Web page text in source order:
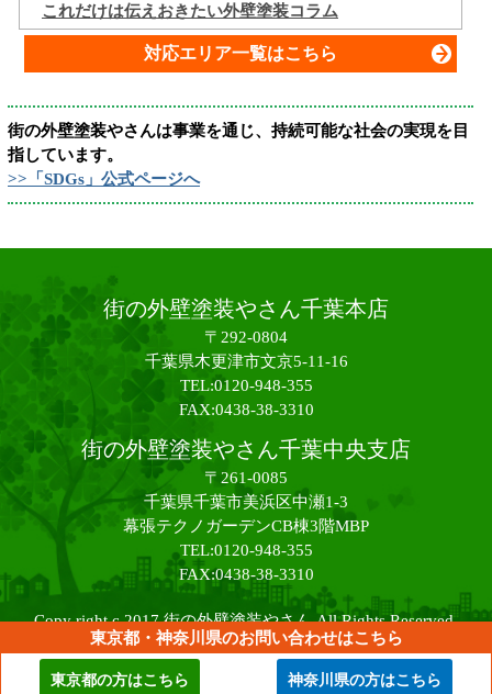
これだけは伝えおきたい外壁塗装コラム
対応エリア一覧はこちら
街の外壁塗装やさんは事業を通じ、持続可能な社会の実現を目
指しています。
>>「SDGs」公式ページへ
東京都・神奈川県のお問い合わせはこちら
東京都の方はこちら 神奈川県の方はこちら
街の外壁塗装やさん千葉本店
〒292-0804
千葉県木更津市文京5-11-16
TEL:0120-948-355
FAX:0438-38-3310
街の外壁塗装やさん千葉中央支店
〒261-0085
千葉県千葉市美浜区中瀬1-3
幕張テクノガーデンCB棟3階MBP
TEL:0120-948-355
FAX:0438-38-3310
Copy right c 2017 街の外壁塗装やさん All Rights Reserved.